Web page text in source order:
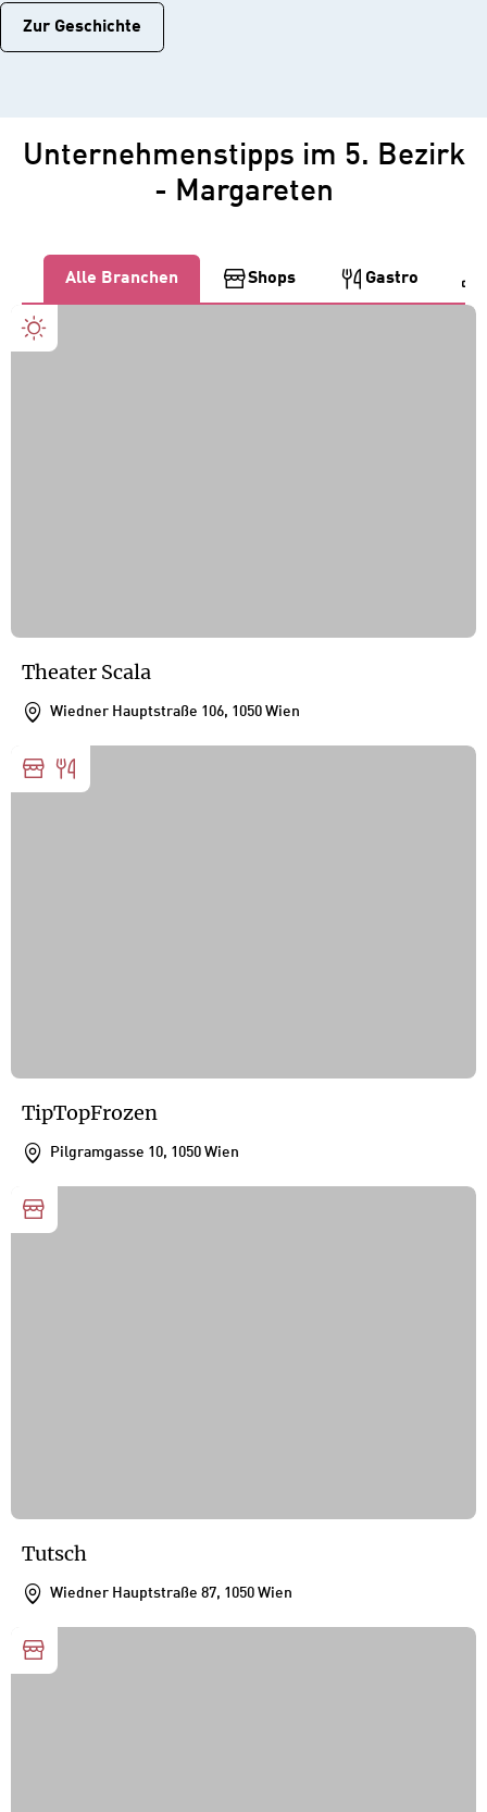
Zur Geschichtе
Unternehmenstipps im 5. Bezirk
- Margareten
Alle Branchen Shops Gastro
Theater Scala
Wiedner Hauptstraße 106, 1050 Wien
TipTopFrozen
Pilgramgasse 10, 1050 Wien
Tutsch
Wiedner Hauptstraße 87, 1050 Wien